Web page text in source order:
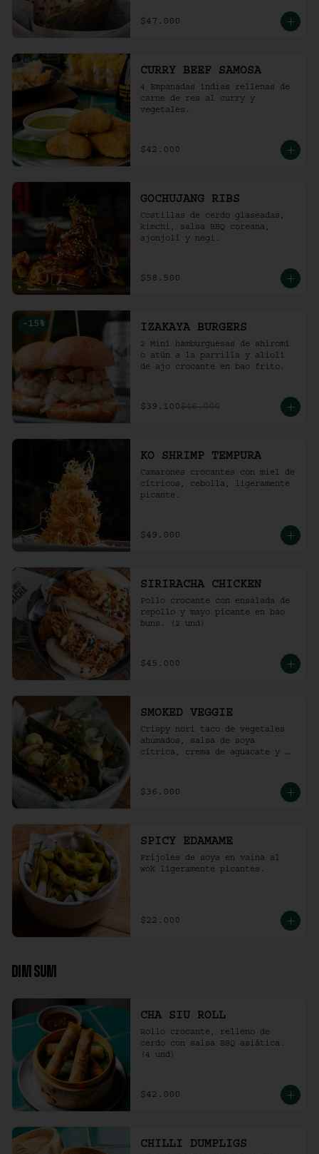
$47.000
CURRY BEEF SAMOSA
4 Empanadas indias rellenas de
carne de res al curry y
vegetales.
$42.000
GOCHUJANG RIBS
Costillas de cerdo glaseadas,
kimchi, salsa BBQ coreana,
ajonjolí y negi.
$58.500
-15 % IZAKAYA BURGERS
2 Mini hamburguesas de shiromi
o atún a la parrilla y alioli
de ajo crocante en bao frito.
$39.100$46.000
KO SHRIMP TEMPURA
Camarones crocantes con miel de
cítricos, cebolla, ligeramente
picante.
$49.000
SIRIRACHA CHICKEN
Pollo crocante con ensalada de
repollo y mayo picante en bao
buns. (2 und)
$45.000
SMOKED VEGGIE
Crispy nori taco de vegetales
ahumados, salsa de soya
cítrica, crema de aguacate y
$36.000
SPICY EDAMAME
Frijoles de soya en vaina al
wok ligeramente picantes.
$22.000
DIM SUM
CHA SIU ROLL
Rollo crocante, relleno de
cerdo con salsa BBQ asiática.
(4 und)
$42.000
CHILLI DUMPLIGS